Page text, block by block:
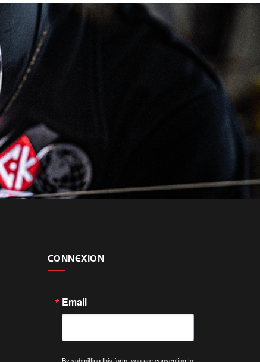
CONNEXION
Email